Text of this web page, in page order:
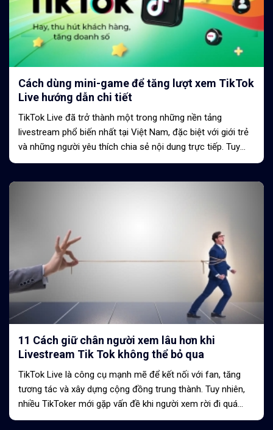
Cách dùng mini-game để tăng lượt xem TikTok
Live hướng dẫn chi tiết
TikTok Live đã trở thành một trong những nền tảng
livestream phổ biến nhất tại Việt Nam, đặc biệt với giới trẻ
và những người yêu thích chia sẻ nội dung trực tiếp. Tuy
nhiên, việc giữ chân người xem,...
11 Cách giữ chân người xem lâu hơn khi
Livestream Tik Tok không thể bỏ qua
TikTok Live là công cụ mạnh mẽ để kết nối với fan, tăng
tương tác và xây dựng cộng đồng trung thành. Tuy nhiên,
nhiều TikToker mới gặp vấn đề khi người xem rời đi quá
sớm, khiến lượt xem...